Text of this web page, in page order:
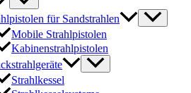
für Sandstrahlen
Mobile Strahlpistolen
Kabinenstrahlpistolen
Strahlkessel